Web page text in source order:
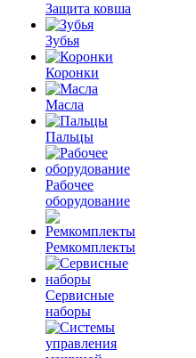
Защита ковша
Зубья
Коронки
Масла
Пальцы
Рабочее
оборудование
Ремкомплекты
Сервисные
наборы